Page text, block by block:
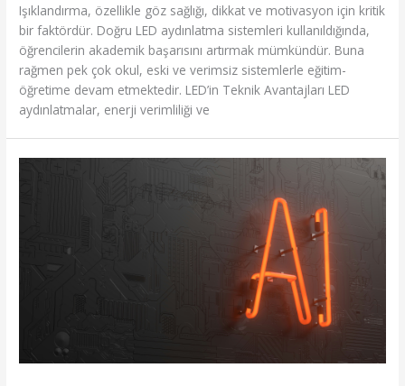
Işıklandırma, özellikle göz sağlığı, dikkat ve motivasyon için kritik
bir faktördür. Doğru LED aydınlatma sistemleri kullanıldığında,
öğrencilerin akademik başarısını artırmak mümkündür. Buna
rağmen pek çok okul, eski ve verimsiz sistemlerle eğitim-
öğretime devam etmektedir. LED’in Teknik Avantajları LED
aydınlatmalar, enerji verimliliği ve